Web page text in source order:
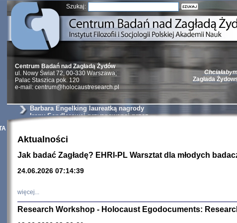
Szukaj:
Zagłada
Natalia Aleksiun,
Deborah Dash
Turski, Laurence
Centrum Badań nad Zagładą Żydów
ul. Nowy Świat 72, 00-330 Warszawa;
Palac Staszica pok. 120
e-mail: centrum@holocaustresearch.pl
Barbara Engelking laureatką nagrody
Ireny Sendlerowej przyznawanej przez
Aktualności
Jak badać Zagładę? EHRI-PL Warsztat dla młodych
24.06.2026 07:14:39
więcej...
Research Workshop - Holocaust Egodocuments: